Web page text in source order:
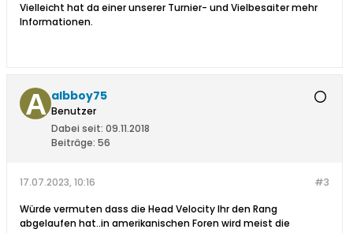
Vielleicht hat da einer unserer Turnier- und Vielbesaiter mehr
Informationen.
albboy75
Benutzer
Dabei seit: 09.11.2018
Beiträge: 56
#3
17.07.2023, 10:16
Würde vermuten dass die Head Velocity Ihr den Rang
abgelaufen hat..in amerikanischen Foren wird meist die